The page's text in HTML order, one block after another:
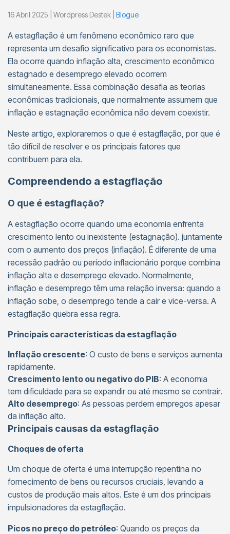
16 Abril 2025 | Wordpress Destek | Blogue
A estagflação é um fenômeno econômico raro que
representa um desafio significativo para os economistas.
Ela ocorre quando inflação alta, crescimento econômico
estagnado e desemprego elevado ocorrem
simultaneamente. Essa combinação desafia as teorias
econômicas tradicionais, que normalmente assumem que
inflação e estagnação econômica não devem coexistir.
Neste artigo, exploraremos o que é estagflação, por que é
tão difícil de resolver e os principais fatores que
contribuem para ela.
Compreendendo a estagflação
O que é estagflação?
A estagflação ocorre quando uma economia enfrenta
crescimento lento ou inexistente (estagnação). juntamente
com o aumento dos preços (inflação). É diferente de uma
recessão padrão ou período inflacionário porque combina
inflação alta e desemprego elevado. Normalmente,
inflação e desemprego têm uma relação inversa: quando a
inflação sobe, o desemprego tende a cair e vice-versa. A
estagflação quebra essa regra.
Principais características da estagflação
Inflação crescente: O custo de bens e serviços aumenta
rapidamente.
Crescimento lento ou negativo do PIB: A economia
tem dificuldade para se expandir ou até mesmo se contrair.
Alto desemprego: As pessoas perdem empregos apesar
da inflação alto.
Principais causas da estagflação
Choques de oferta
Um choque de oferta é uma interrupção repentina no
fornecimento de bens ou recursos cruciais, levando a
custos de produção mais altos. Este é um dos principais
impulsionadores da estagflação.
Picos no preço do petróleo: Quando os preços da